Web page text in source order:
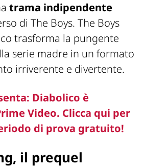
trama indipendente
di The Boys. The Boys
trasforma la pungente
serie madre in un formato
irriverente e divertente.
Diabolico è
Video. Clicca qui per
di prova gratuito!
il prequel